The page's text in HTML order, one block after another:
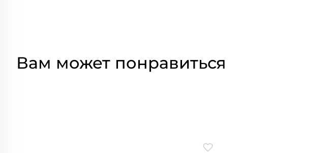
Вам может понравиться